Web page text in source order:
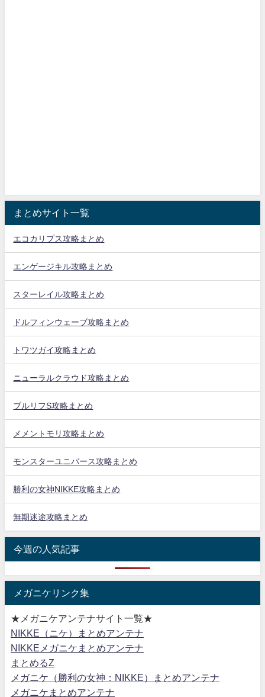
まとめサイト一覧
エコカリプス攻略まとめ
エンゲージキル攻略まとめ
スターレイル攻略まとめ
ドルフィンウェーブ攻略まとめ
トワツガイ攻略まとめ
ニューラルクラウド攻略まとめ
ブルリフS攻略まとめ
メメントモリ攻略まとめ
モンスターユニバース攻略まとめ
勝利の女神NIKKE攻略まとめ
無期迷途攻略まとめ
今週の人気記事
メガニケリンク集
★メガニケアンテナサイト一覧★
NIKKE（ニケ）まとめアンテナ
NIKKEメガニケまとめアンテナ
まとめるZ
メガニケ（勝利の女神：NIKKE）まとめアンテナ
メガニケまとめアンテナ